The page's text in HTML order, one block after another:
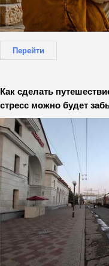
Перейти
Как сделать
стресс можно будет